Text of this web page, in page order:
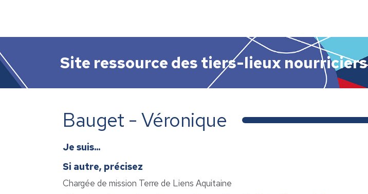
Site ressource des tiers-lieux nourriciers
Bauget - Véronique
Je suis...
Si autre, précisez
Chargée de mission Terre de Liens Aquitaine